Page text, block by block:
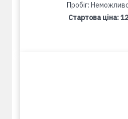
Пробіг:
Стартова ціна: